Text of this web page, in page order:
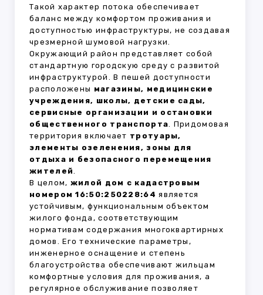
Такой характер потока обеспечивает
баланс между комфортом проживания и
доступностью инфраструктуры, не создавая
чрезмерной шумовой нагрузки.
Окружающий район представляет собой
стандартную городскую среду с развитой
инфраструктурой. В пешей доступности
расположены магазины, медицинские
учреждения, школы, детские сады,
сервисные организации и остановки
общественного транспорта. Придомовая
территория включает тротуары,
элементы озеленения, зоны для
отдыха и безопасного перемещения
жителей.
В целом, жилой дом с кадастровым
номером 16:50:250228:64 является
устойчивым, функциональным объектом
жилого фонда, соответствующим
нормативам содержания многоквартирных
домов. Его технические параметры,
инженерное оснащение и степень
благоустройства обеспечивают жильцам
комфортные условия для проживания, а
регулярное обслуживание позволяет